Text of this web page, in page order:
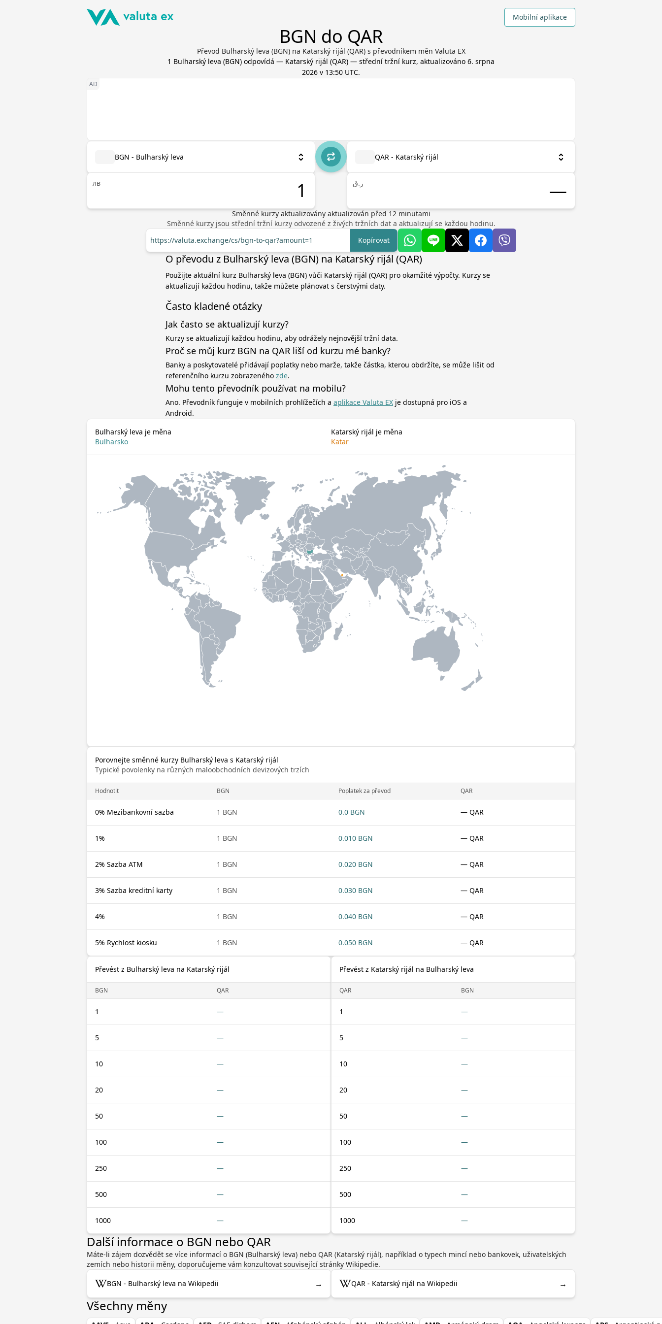
Mobilní aplikace
BGN do QAR
Převod Bulharský leva (BGN) na Katarský rijál (QAR) s převodníkem měn Valuta EX
1 Bulharský leva (BGN) odpovídá — Katarský rijál (QAR) — střední tržní kurz, aktualizováno 6. srpna
2026 v 13:50 UTC.
BGN - Bulharský leva
лв
QAR - Katarský rijál
ر.ق
Směnné kurzy aktualizovány aktualizován před 12minutami
Směnné kurzy jsou střední tržní kurzy odvozené z živých tržních dat a aktualizují se každou hodinu.
https://valuta.exchange/cs/bgn-to-qar?amount=1
Kopírovat
O převodu z Bulharský leva (BGN) na Katarský rijál (QAR)
Použijte aktuální kurz Bulharský leva (BGN) vůči Katarský rijál (QAR) pro okamžité výpočty. Kurzy se
aktualizují každou hodinu, takže můžete plánovat s čerstvými daty.
Často kladené otázky
Jak často se aktualizují kurzy?
Kurzy se aktualizují každou hodinu, aby odrážely nejnovější tržní data.
Proč se můj kurz BGN na QAR liší od kurzu mé banky?
Banky a poskytovatelé přidávají poplatky nebo marže, takže částka, kterou obdržíte, se může lišit od
referenčního kurzu zobrazeného zde.
Mohu tento převodník používat na mobilu?
Ano. Převodník funguje v mobilních prohlížečích a aplikace Valuta EX je dostupná pro iOS a
Android.
Bulharský leva je měna
Bulharsko
Katarský rijál je měna
Katar
Porovnejte směnné kurzy Bulharský leva s Katarský rijál
Typické povolenky na různých maloobchodních devizových trzích
Hodnotit BGN Poplatek za převod QAR
0% Mezibankovní sazba 1 BGN 0.0 BGN — QAR
1% 1 BGN 0.010 BGN — QAR
2% Sazba ATM 1 BGN 0.020 BGN — QAR
3% Sazba kreditní karty 1 BGN 0.030 BGN — QAR
4% 1 BGN 0.040 BGN — QAR
5% Rychlost kiosku 1 BGN 0.050 BGN — QAR
Převést z Bulharský leva na Katarský rijál
BGN QAR
1 —
5 —
10 —
20 —
50 —
100 —
250 —
500 —
1000 —
Převést z Katarský rijál na Bulharský leva
QAR BGN
1 —
5 —
10 —
20 —
50 —
100 —
250 —
500 —
1000 —
Další informace o BGN nebo QAR
Máte-li zájem dozvědět se více informací o BGN (Bulharský leva) nebo QAR (Katarský rijál), například o typech mincí nebo bankovek, uživatelských
zemích nebo historii měny, doporučujeme vám konzultovat související stránky Wikipedie.
BGN - Bulharský leva na Wikipedii → QAR - Katarský rijál na Wikipedii →
Všechny měny